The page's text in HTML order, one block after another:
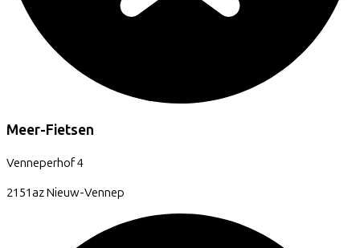
Meer-Fietsen
Venneperhof4
2151azNieuw-Vennep